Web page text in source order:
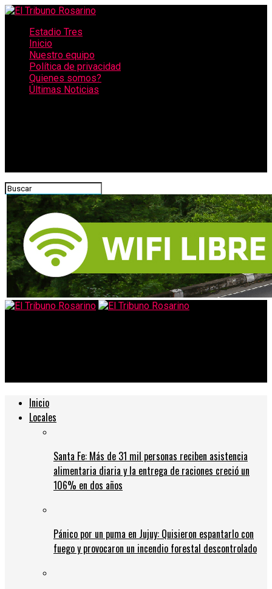
Estadio Tres
Inicio
Nuestro equipo
Política de privacidad
Quienes somos?
Últimas Noticias
Inicio
Locales
Santa Fe: Más de 31 mil personas reciben asistencia
alimentaria diaria y la entrega de raciones creció un
106% en dos años
Pánico por un puma en Jujuy: Quisieron espantarlo con
fuego y provocaron un incendio forestal descontrolado